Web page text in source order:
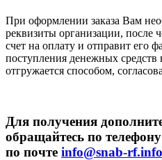
При оформлении заказа Вам
реквизиты организации, после
счет на оплату и отправит его
поступления денежных
отгружается способом,
Для получения
обращайтесь по
по почте info@snab-rf.info